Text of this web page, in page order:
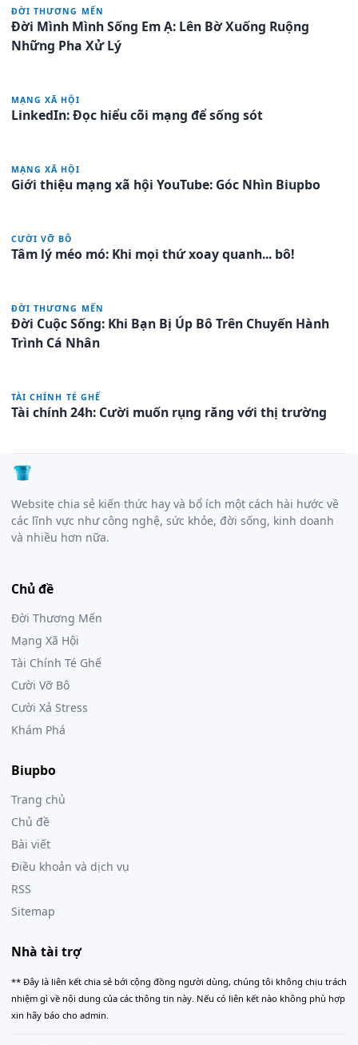
ĐỜI THƯƠNG MẾN
Đời Mình Mình Sống Em Ạ: Lên Bờ Xuống Ruộng
Những Pha Xử Lý
MẠNG XÃ HỘI
LinkedIn: Đọc hiểu cõi mạng để sống sót
MẠNG XÃ HỘI
Giới thiệu mạng xã hội YouTube: Góc Nhìn Biupbo
CƯỜI VỠ BÔ
Tâm lý méo mó: Khi mọi thứ xoay quanh... bô!
ĐỜI THƯƠNG MẾN
Đời Cuộc Sống: Khi Bạn Bị Úp Bô Trên Chuyến Hành
Trình Cá Nhân
TÀI CHÍNH TÉ GHẾ
Tài chính 24h: Cười muốn rụng răng với thị trường
Website chia sẻ kiến thức hay và bổ ích một cách hài hước về
các lĩnh vực như công nghệ, sức khỏe, đời sống, kinh doanh
và nhiều hơn nữa.
Chủ đề
Đời Thương Mến
Mạng Xã Hội
Tài Chính Té Ghế
Cười Vỡ Bô
Cười Xả Stress
Khám Phá
Biupbo
Trang chủ
Chủ đề
Bài viết
Điều khoản và dịch vụ
RSS
Sitemap
Nhà tài trợ
** Đây là liên kết chia sẻ bới cộng đồng người dùng, chúng tôi không chịu trách
nhiệm gì về nội dung của các thông tin này. Nếu có liên kết nào không phù hợp
xin hãy báo cho admin.